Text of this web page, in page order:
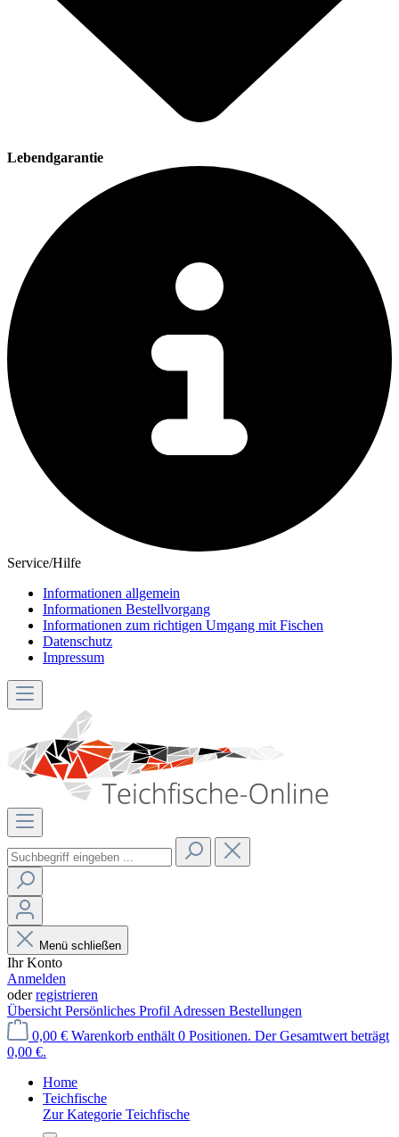
Lebendgarantie
Service/Hilfe
Informationen allgemein
Informationen Bestellvorgang
Informationen zum richtigen Umgang mit Fischen
Datenschutz
Impressum
Menü schließen
Ihr Konto
Anmelden
oderregistrieren
Übersicht Persönliches Profil Adressen Bestellungen
0,00 € Warenkorb enthält 0 Positionen. Der Gesamtwert beträgt
0,00 €.
Home
Teichfische
Zur Kategorie Teichfische